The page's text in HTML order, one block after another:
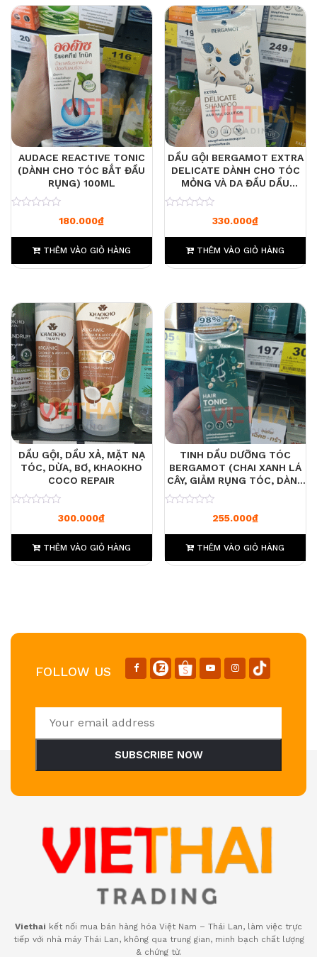
AUDACE REACTIVE TONIC
(DÀNH CHO TÓC BẮT ĐẦU
RỤNG) 100ML
180.000₫
THÊM VÀO GIỎ HÀNG
DẦU GỘI BERGAMOT EXTRA
DELICATE DÀNH CHO TÓC
MỎNG VÀ DA ĐẦU DẦU
330.000₫
THÊM VÀO GIỎ HÀNG
DẦU GỘI, DẦU XẢ, MẶT NẠ
TÓC, DỪA, BƠ, KHAOKHO
COCO REPAIR
300.000₫
THÊM VÀO GIỎ HÀNG
TINH DẦU DƯỠNG TÓC
BERGAMOT (CHAI XANH LÁ
CÂY, GIẢM RỤNG TÓC, DÀNH
CHO DA ĐẦU THƯỜNG) 200
255.000₫
THÊM VÀO GIỎ HÀNG
FOLLOW US
SUBSCRIBE NOW
Viethai kết nối mua bán hàng hóa Việt Nam – Thái Lan, làm việc trực
tiếp với nhà máy Thái Lan, không qua trung gian, minh bạch chất lượng
& chứng từ.